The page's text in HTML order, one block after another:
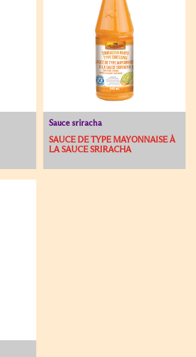
Sauce sriracha
SAUCE DE TYPE MAYONNAISE À
LA SAUCE SRIRACHA